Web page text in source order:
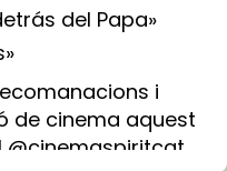
del Papa»
i
de cinema aquest
@cinemaspiritcat